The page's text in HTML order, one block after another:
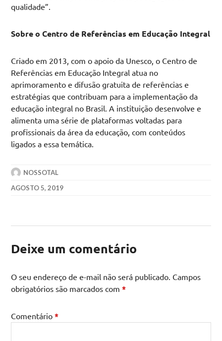
qualidade”.
Sobre o Centro de Referências em Educação Integral
Criado em 2013, com o apoio da Unesco, o Centro de
Referências em Educação Integral atua no
aprimoramento e difusão gratuita de referências e
estratégias que contribuam para a implementação da
educação integral no Brasil. A instituição desenvolve e
alimenta uma série de plataformas voltadas para
profissionais da área da educação, com conteúdos
ligados a essa temática.
NOSSOTAL
AGOSTO 5, 2019
Deixe um comentário
O seu endereço de e-mail não será publicado. Campos
obrigatórios são marcados com*
Comentário*